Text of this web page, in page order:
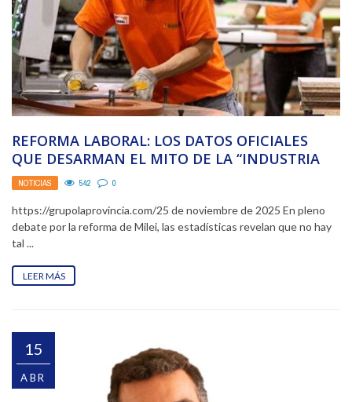
REFORMA LABORAL: LOS DATOS OFICIALES
QUE DESARMAN EL MITO DE LA “INDUSTRIA
DEL JUICIO”
NOTICIAS 542 0
https://grupolaprovincia.com/25 de noviembre de 2025 En pleno
debate por la reforma de Milei, las estadísticas revelan que no hay
tal ...
LEER MÁS
15
ABR